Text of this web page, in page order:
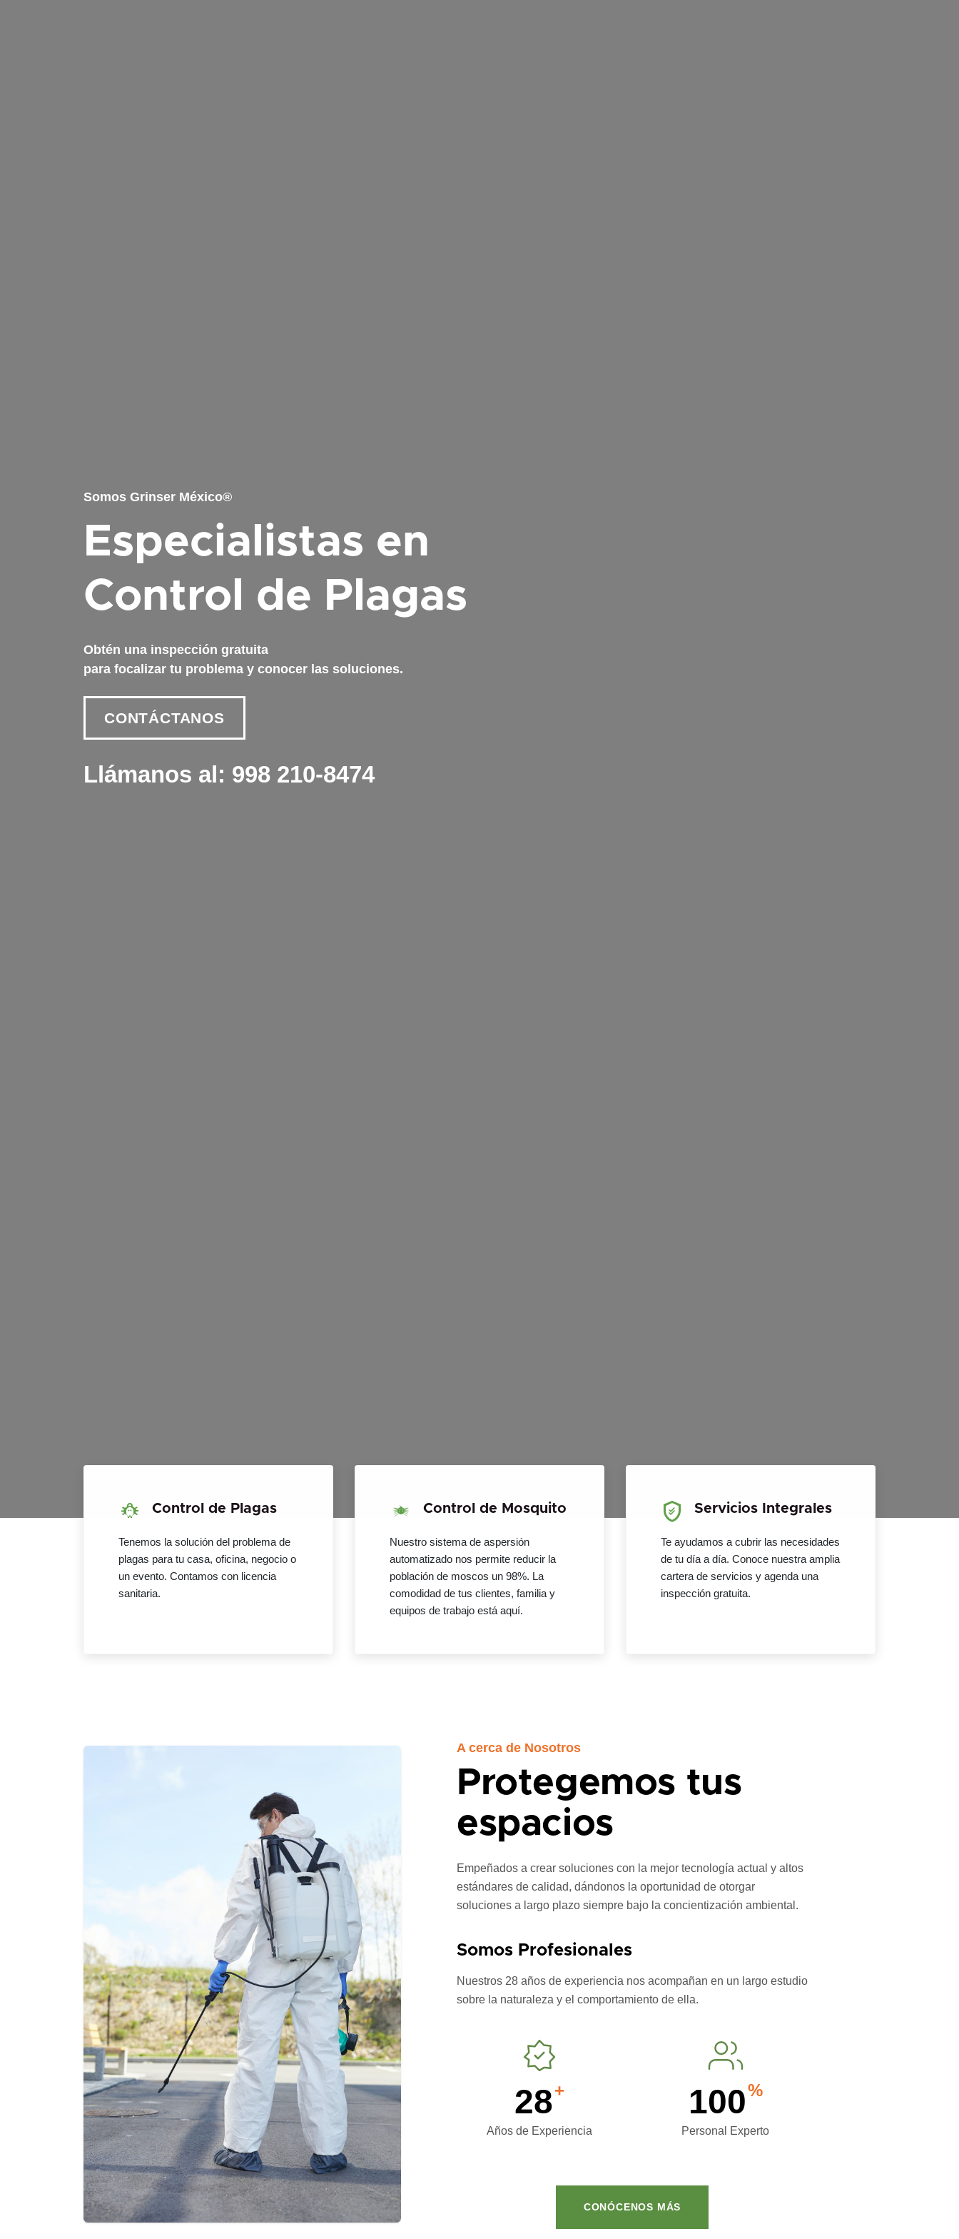
Somos Grinser México®
Especialistas en
Control de Plagas
Obtén una inspección gratuita
para focalizar tu problema y conocer las soluciones.
CONTÁCTANOS
Llámanos al: 998 210-8474
Control de Plagas
Tenemos la solución del problema de
plagas para tu casa, oficina, negocio o
un evento. Contamos con licencia
sanitaria.
Control de Mosquito
Nuestro sistema de aspersión
automatizado nos permite reducir la
población de moscos un 98%. La
comodidad de tus clientes, familia y
equipos de trabajo está aquí.
Servicios Integrales
Te ayudamos a cubrir las necesidades
de tu día a día. Conoce nuestra amplia
cartera de servicios y agenda una
inspección gratuita.
A cerca de Nosotros
Protegemos tus
espacios
Empeñados a crear soluciones con la mejor tecnología actual y altos
estándares de calidad, dándonos la oportunidad de otorgar
soluciones a largo plazo siempre bajo la concientización ambiental.
Somos Profesionales
Nuestros 28 años de experiencia nos acompañan en un largo estudio
sobre la naturaleza y el comportamiento de ella.
28+
Años de Experiencia
100%
Personal Experto
CONÓCENOS MÁS